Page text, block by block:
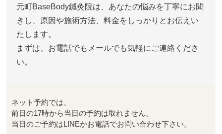
元町BaseBody鍼灸院は、あなたの悩みを丁寧にお聞
きし、原因や施術方法、料金をしっかりとお伝えい
たします。
まずは、お電話でもメールでも気軽にご連絡くださ
い。
ネット予約では、
前日の17時から当日の予約は取れません。
当日のご予約はLINEかお電話でお問い合わせ下さい。